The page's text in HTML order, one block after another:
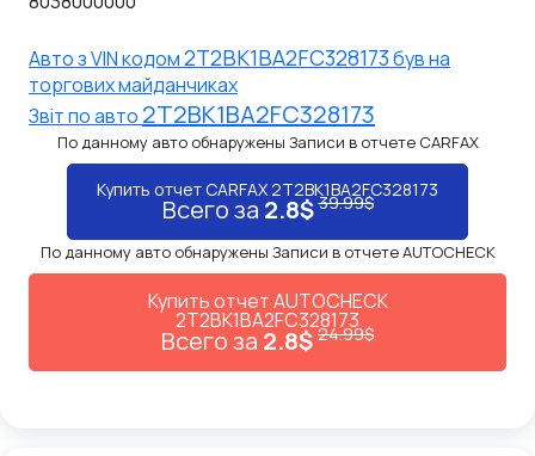
Авто з VIN кодом2T2BK1BA2FC328173був на
торгових майданчиках
Звiт по авто 2T2BK1BA2FC328173
По данному авто обнаружены Записи в отчете CARFAX
Купить отчет CARFAX 2T2BK1BA2FC328173
Всего за 2.8$39.99$
По данному авто обнаружены Записи в отчете AUTOCHECK
Купить отчет AUTOCHECK
2T2BK1BA2FC328173
Всего за 2.8$24.99$